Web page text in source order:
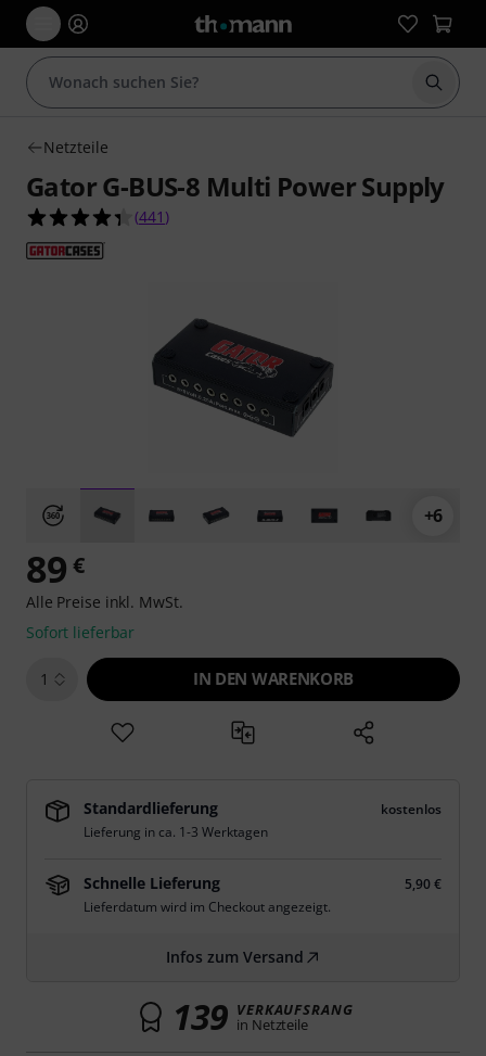
Suche
Netzteile
Gator G-BUS-8 Multi Power Supply
4.4 von 5 Sternen aus 441 Kundenbewertungen
(441 )
+6
89 €
Alle Preise inkl. MwSt.
Sofort lieferbar
1 IN DEN WARENKORB
Standardlieferung
kostenlos
Lieferung in ca. 1-3 Werktagen
Schnelle Lieferung
5,90 €
Lieferdatum wird im Checkout angezeigt.
Infos zum Versand
139 VERKAUFSRANG
in Netzteile